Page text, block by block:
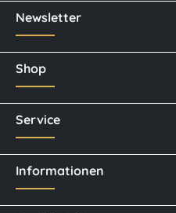
Newsletter
Shop
Service
Informationen